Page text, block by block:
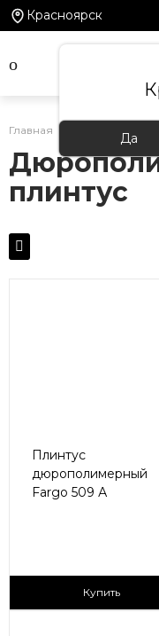
Красноярск
Да
Главная Каталог
плинтус
Плинтус
дюрополимерный
Fargo 509 А
Купить